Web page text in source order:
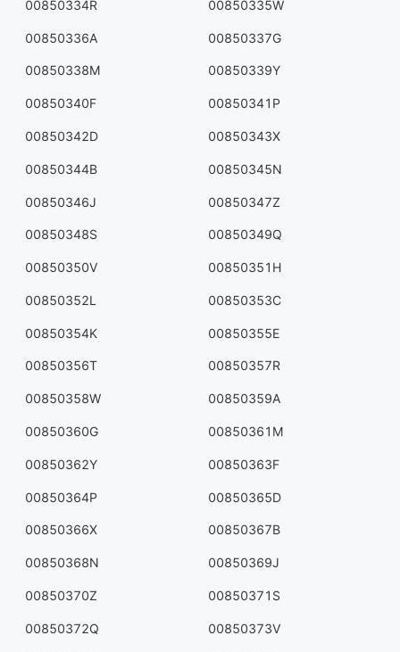
00850334R 00850335W
00850336A 00850337G
00850338M 00850339Y
00850340F 00850341P
00850342D 00850343X
00850344B 00850345N
00850346J 00850347Z
00850348S 00850349Q
00850350V 00850351H
00850352L 00850353C
00850354K 00850355E
00850356T 00850357R
00850358W 00850359A
00850360G 00850361M
00850362Y 00850363F
00850364P 00850365D
00850366X 00850367B
00850368N 00850369J
00850370Z 00850371S
00850372Q 00850373V